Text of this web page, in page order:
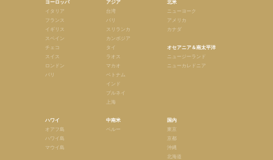
ヨーロッパ
イタリア
フランス
イギリス
スペイン
チェコ
スイス
ロンドン
パリ
ハワイ
オアフ島
ハワイ島
マウイ島
アジア
台湾
バリ
スリランカ
カンボジア
タイ
ラオス
マカオ
ベトナム
インド
ブルネイ
上海
中南米
ペルー
北米
ニューヨーク
アメリカ
カナダ
オセアニア＆南太平洋
ニュージーランド
ニューカレドニア
国内
東京
京都
沖縄
北海道